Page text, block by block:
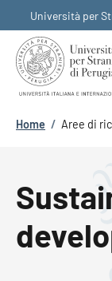
Università per
Briciole
Home / Aree di